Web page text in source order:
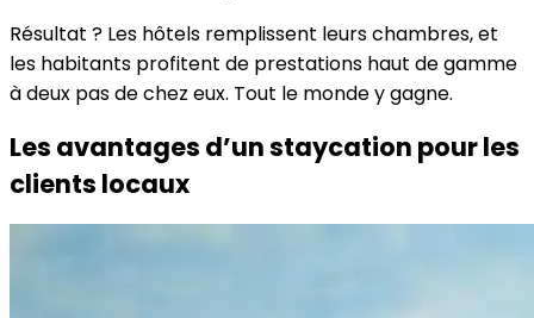
Résultat ? Les hôtels remplissent leurs chambres, et
les habitants profitent de prestations haut de gamme
à deux pas de chez eux. Tout le monde y gagne.
Les avantages d’un staycation pour les
clients locaux